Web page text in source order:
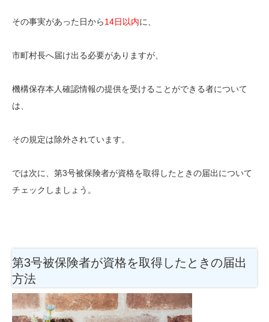
その事実があった日から14日以内に、
市町村長へ届け出る必要がありますが、
機構保存本人確認情報の提供を受けることができる者について
は、
その規定は除外されています。
では次に、第3号被保険者が資格を取得したときの届出について
チェックしましょう。
第3号被保険者が資格を取得したときの届出
方法